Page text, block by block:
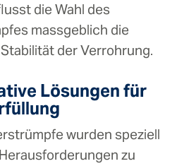
die Wahl des
massgeblich die
der Verrohrung.
Lösungen für
wurden speziell
zu